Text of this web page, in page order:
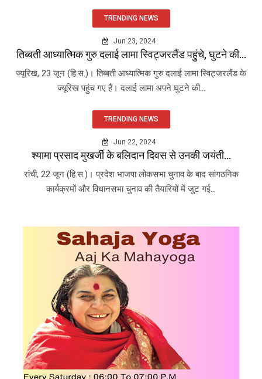
TRENDING NEWS
Jun 23, 2024
तिब्बती आध्यात्मिक गुरु दलाई लामा स्विट्जरलैंड पहुंचे, घुटने की...
ज्यूरिख, 23 जून (हि.स.)। तिब्बती आध्यात्मिक गुरु दलाई लामा स्विट्जरलैंड के
ज्यूरिख पहुंच गए हैं। दलाई लामा अपने घुटने की...
TRENDING NEWS
Jun 22, 2024
श्यामा प्रसाद मुखर्जी के बलिदान दिवस से उनकी जयंती...
रांची, 22 जून (हि.स.)। प्रदेश भाजपा लोकसभा चुनाव के बाद सांगठनिक
कार्यक्रमों और विधानसभा चुनाव की तैयारियों में जुट गई...